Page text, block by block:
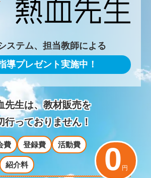
ステム、担当教師による
導プレゼント実施中！
先生は、教材販売を
行っておりません！
費 登録費 活動費
紹介料 0 円